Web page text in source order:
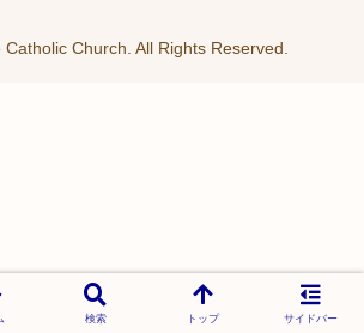
Church. All Rights Reserved.
検索 トップ サイドバー